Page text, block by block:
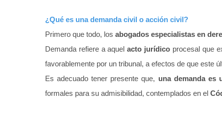
¿Qué es una demanda civil o acción civil?
Primero que todo, los abogados especialistas en
Demanda refiere a aquelacto jurídico procesal que
favorablemente por un tribunal, a efectos de que este
Es adecuado tener presente que, una demanda es
formales para su admisibilidad, contemplados en el